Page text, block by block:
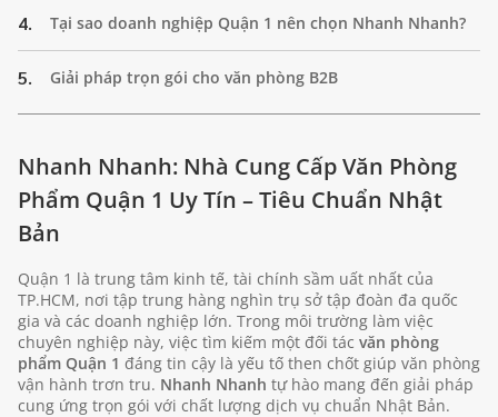
4. Tại sao doanh nghiệp Quận 1 nên chọn Nhanh Nhanh?
5. Giải pháp trọn gói cho văn phòng B2B
Nhanh Nhanh: Nhà Cung Cấp Văn Phòng
Phẩm Quận 1 Uy Tín – Tiêu Chuẩn Nhật
Bản
Quận 1 là trung tâm kinh tế, tài chính sầm uất nhất của
TP.HCM, nơi tập trung hàng nghìn trụ sở tập đoàn đa quốc
gia và các doanh nghiệp lớn. Trong môi trường làm việc
chuyên nghiệp này, việc tìm kiếm một đối tác văn phòng
phẩm Quận 1 đáng tin cậy là yếu tố then chốt giúp văn phòng
vận hành trơn tru. Nhanh Nhanh tự hào mang đến giải pháp
cung ứng trọn gói với chất lượng dịch vụ chuẩn Nhật Bản.